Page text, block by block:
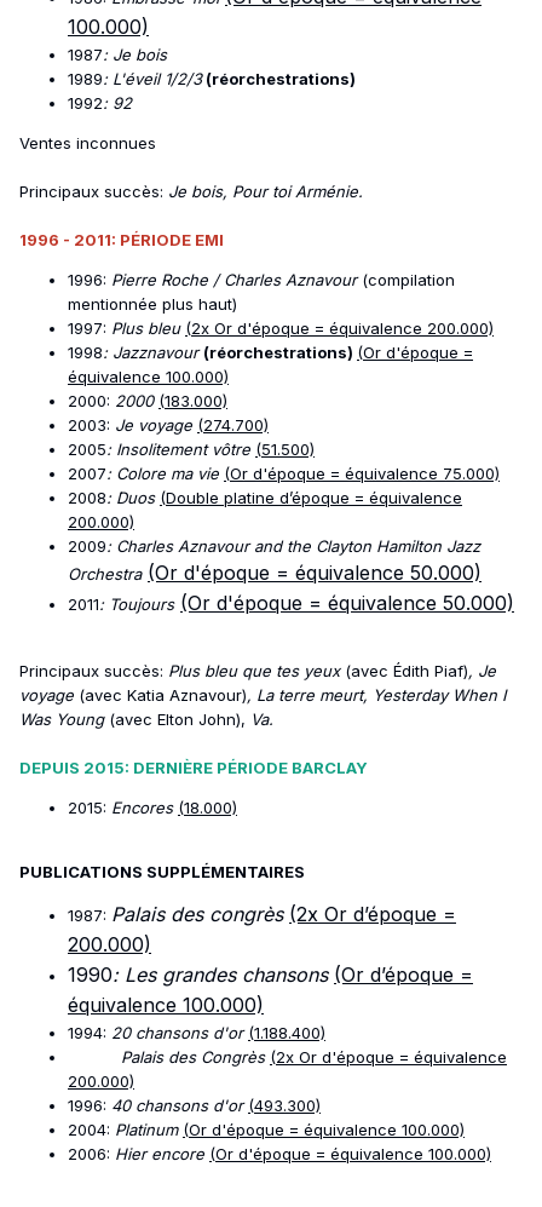
100.000)
1987: Je bois
1989: L'éveil 1/2/3(réorchestrations)
1992: 92
Ventes inconnues
Principaux succès: Je bois, Pour toi Arménie.
1996 - 2011: PÉRIODE EMI
1996: Pierre Roche / Charles Aznavour(compilation
mentionnée plus haut)
1997: Plus bleu (2x Or d'époque = équivalence 200.000)
1998: Jazznavour(réorchestrations) (Or d'époque =
équivalence 100.000)
2000: 2000 (183.000)
2003: Je voyage (274.700)
2005: Insolitement vôtre (51.500)
2007: Colore ma vie (Or d'époque = équivalence 75.000)
2008: Duos (Double platine d’époque = équivalence
200.000)
2009: Charles Aznavour and the Clayton Hamilton Jazz
Orchestra (Or d'époque = équivalence 50.000)
2011: Toujours (Or d'époque = équivalence 50.000)
Principaux succès: Plus bleu que tes yeux(avec Édith Piaf), Je
voyage (avec Katia Aznavour), La terre meurt, Yesterday When I
Was Young (avec Elton John), Va.
DEPUIS 2015: DERNIÈRE PÉRIODE BARCLAY
2015: Encores (18.000)
PUBLICATIONS SUPPLÉMENTAIRES
1987: Palais des congrès (2x Or d’époque =
200.000)
1990: Les grandes chansons (Or d’époque =
équivalence 100.000)
1994: 20 chansons d'or(1.188.400)
Palais des Congrès (2x Or d'époque = équivalence
200.000)
1996: 40 chansons d'or (493.300)
2004: Platinum (Or d'époque = équivalence 100.000)
2006: Hier encore (Or d'époque = équivalence 100.000)